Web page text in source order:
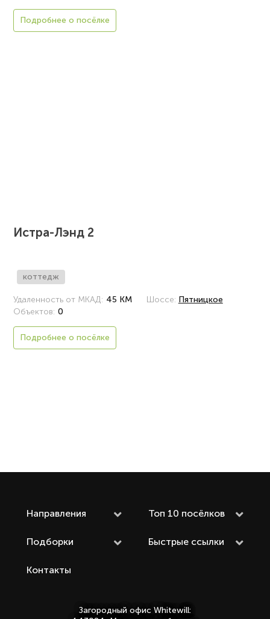
Подробнее о посёлке
Истра-Лэнд 2
коттедж
Удаленность от МКАД: 45 КМ Шоссе: Пятницкое
Объектов: 0
Подробнее о посёлке
Направления Топ 10 посёлков
Подборки Быстрые ссылки
Контакты
Загородный офис Whitewill: